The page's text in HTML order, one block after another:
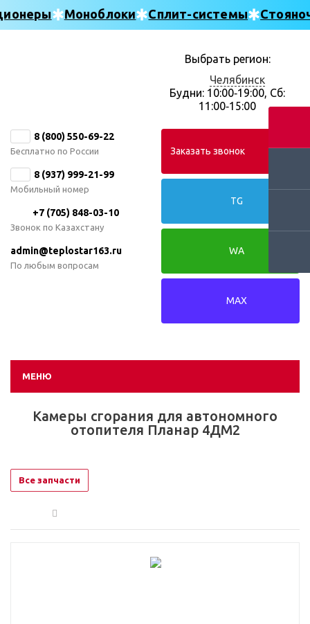
Моноблоки Сплит-системы
Выбрать регион:
Челябинск
Будни: 10:00‑19:00, Сб:
11:00‑15:00
8 (800) 550-69-22
Бесплатно по России
8 (937) 999-21-99
Мобильный номер
+7 (705) 848-03-10
Звонок по Казахстану
admin@teplostar163.ru
По любым вопросам
Заказать звонок
TG
WA
MAX
МЕНЮ
Камеры сгорания для автономного
отопителя Планар 4ДМ2
Все запчасти